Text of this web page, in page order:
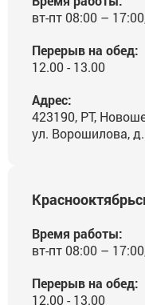
вт-пт 08:00 –
Перерыв на обед:
12.00 - 13.00
Адрес:
423190, РТ,
ул. Ворошилова,
Время работы:
вт-пт 08:00 –
Перерыв на обед:
12.00 - 13.00